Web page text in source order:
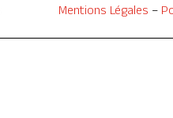
Mentions Légales –